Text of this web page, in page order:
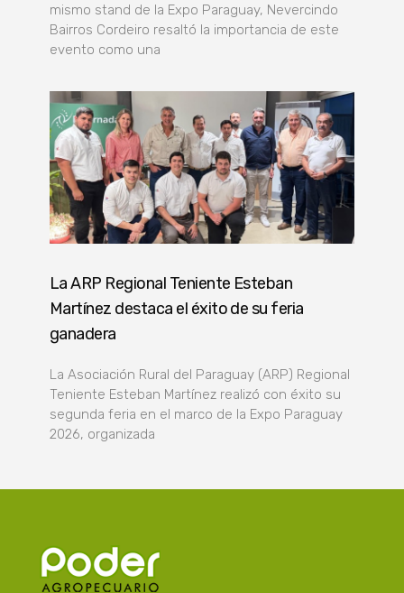
mismo stand de la Expo Paraguay, Nevercindo
Bairros Cordeiro resaltó la importancia de este
evento como una
La ARP Regional Teniente Esteban
Martínez destaca el éxito de su feria
ganadera
La Asociación Rural del Paraguay (ARP) Regional
Teniente Esteban Martínez realizó con éxito su
segunda feria en el marco de la Expo Paraguay
2026, organizada